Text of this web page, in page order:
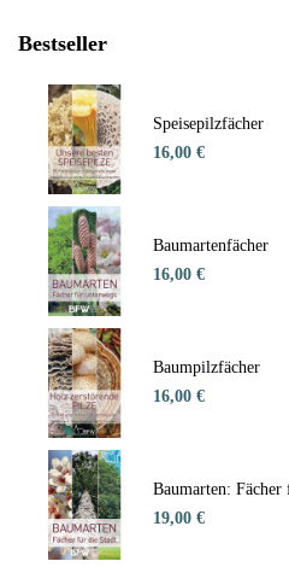
Bestseller
Speisepilzfächer
16,00 €
Baumartenfächer
16,00 €
Baumpilzfächer
16,00 €
Baumarten:
19,00 €